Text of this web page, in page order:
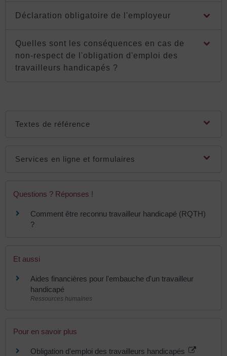
Déclaration obligatoire de l'employeur
Quelles sont les conséquences en cas de
non-respect de l'obligation d'emploi des
travailleurs handicapés ?
Textes de référence
Services en ligne et formulaires
Questions ? Réponses !
Comment être reconnu travailleur handicapé (RQTH)
?
Et aussi
Aides financières pour l'embauche d'un travailleur
handicapé
Ressources humaines
Pour en savoir plus
Obligation d'emploi des travailleurs handicapés